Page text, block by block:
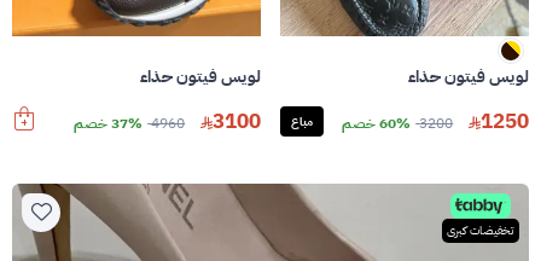
لويس فيتون حذاء
1250
3200 60% خصم مباع
لويس فيتون حذاء
3100
4960 37% خصم
تخفيضات كبرى